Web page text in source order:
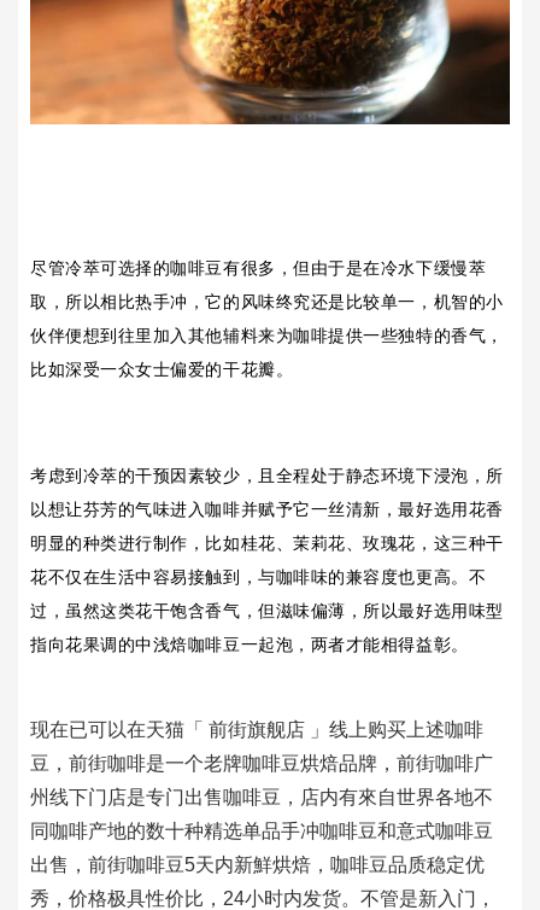
尽管冷萃可选择的咖啡豆有很多，但由于是在冷水下缓慢萃
取，所以相比热手冲，它的风味终究还是比较单一，机智的小
伙伴便想到往里加入其他辅料来为咖啡提供一些独特的香气，
比如深受一众女士偏爱的干花瓣。
考虑到冷萃的干预因素较少，且全程处于静态环境下浸泡，所
以想让芬芳的气味进入咖啡并赋予它一丝清新，最好选用花香
明显的种类进行制作，比如桂花、茉莉花、玫瑰花，这三种干
花不仅在生活中容易接触到，与咖啡味的兼容度也更高。不
过，虽然这类花干饱含香气，但滋味偏薄，所以最好选用味型
指向花果调的中浅焙咖啡豆一起泡，两者才能相得益彰。
现在已可以在天猫「 前街旗舰店 」线上购买上述咖啡
豆，前街咖啡是一个老牌咖啡豆烘焙品牌，前街咖啡广
州线下门店是专门出售咖啡豆，店内有來自世界各地不
同咖啡产地的数十种精选单品手冲咖啡豆和意式咖啡豆
出售，前街咖啡豆5天内新鮮烘焙，咖啡豆品质稳定优
秀，价格极具性价比，24小时内发货。不管是新入门，